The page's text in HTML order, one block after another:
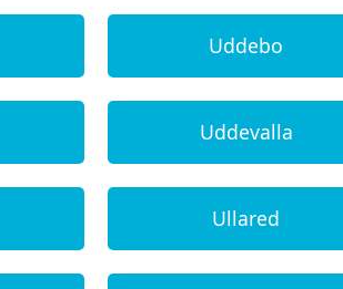
Uddebo
Uddevalla
Ullared